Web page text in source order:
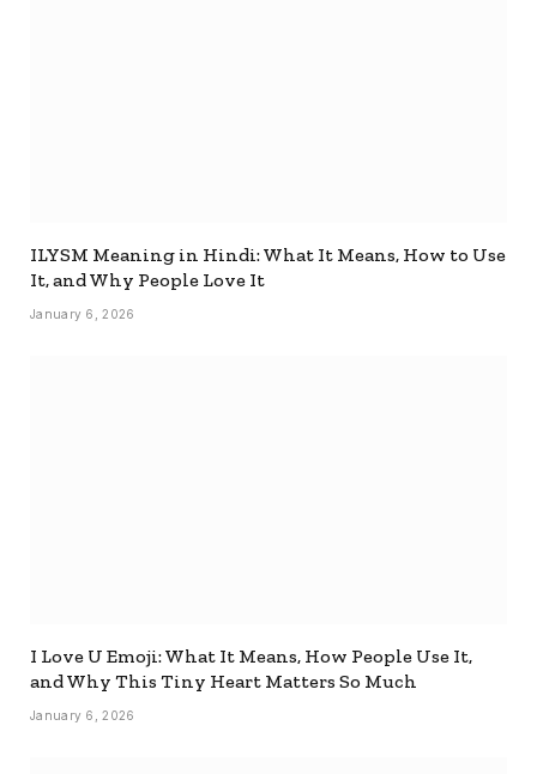
ILYSM Meaning in Hindi: What It Means, How to Use
It, and Why People Love It
January 6, 2026
I Love U Emoji: What It Means, How People Use It,
and Why This Tiny Heart Matters So Much
January 6, 2026